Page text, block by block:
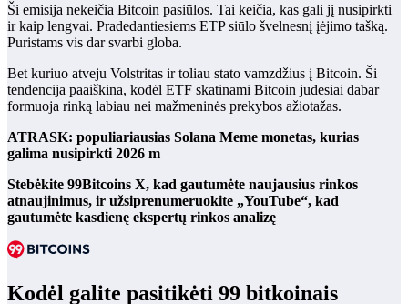
Ši emisija nekeičia Bitcoin pasiūlos. Tai keičia, kas gali jį nusipirkti
ir kaip lengvai. Pradedantiesiems ETP siūlo švelnesnį įėjimo tašką.
Puristams vis dar svarbi globa.
Bet kuriuo atveju Volstritas ir toliau stato vamzdžius į Bitcoin. Ši
tendencija paaiškina, kodėl ETF skatinami Bitcoin judesiai dabar
formuoja rinką labiau nei mažmeninės prekybos ažiotažas.
ATRASK: populiariausias Solana Meme monetas, kurias
galima nusipirkti 2026 m
Stebėkite 99Bitcoins X, kad gautumėte naujausius rinkos
atnaujinimus, ir užsiprenumeruokite „YouTube“, kad
gautumėte kasdienę ekspertų rinkos analizę
Kodėl galite pasitikėti 99 bitkoinais